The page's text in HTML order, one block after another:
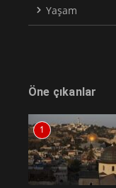
Yaşam
Öne çıkanlar
1